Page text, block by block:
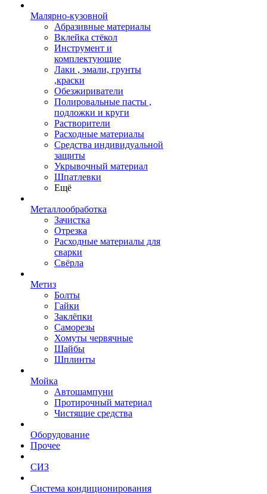
Малярно-кузовной
Абразивные материалы
Вклейка стёкол
Инструмент и
комплектующие
Лаки , эмали, грунты
,краски
Обезжириватели
Полировальные пасты ,
подложки и круги
Растворители
Расходные материалы
Средства индивидуальной
защиты
Укрывочный материал
Шпатлевки
Ещё
Металлообработка
Зачистка
Отрезка
Расходные материалы для
сварки
Свёрла
Метиз
Болты
Гайки
Заклёпки
Саморезы
Хомуты червячные
Шайбы
Шплинты
Мойка
Автошампуни
Протирочный материал
Чистящие средства
Оборудование
Прочее
СИЗ
Система кондиционирования